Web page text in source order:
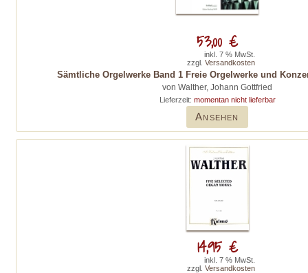
Sämtliche Orgelwerke Band 1 Freie Orgelwerke und
von Walther, Johann Gottfried
Lieferzeit: momentan nicht lieferbar
Ansehen
53,00 €
inkl. 7 % MwSt.
zzgl. Versandkosten
14,95 €
inkl. 7 % MwSt.
zzgl. Versandkosten